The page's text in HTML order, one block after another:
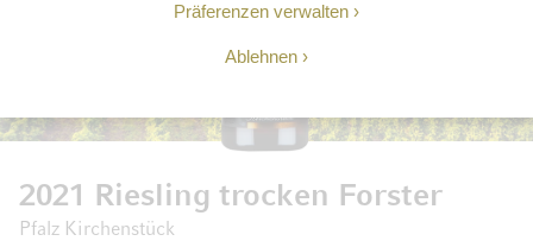
Präferenzen verwalten
Ablehnen
2021 Riesling trocken Forster
Pfalz Kirchenstück